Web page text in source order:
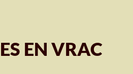
EN VRAC